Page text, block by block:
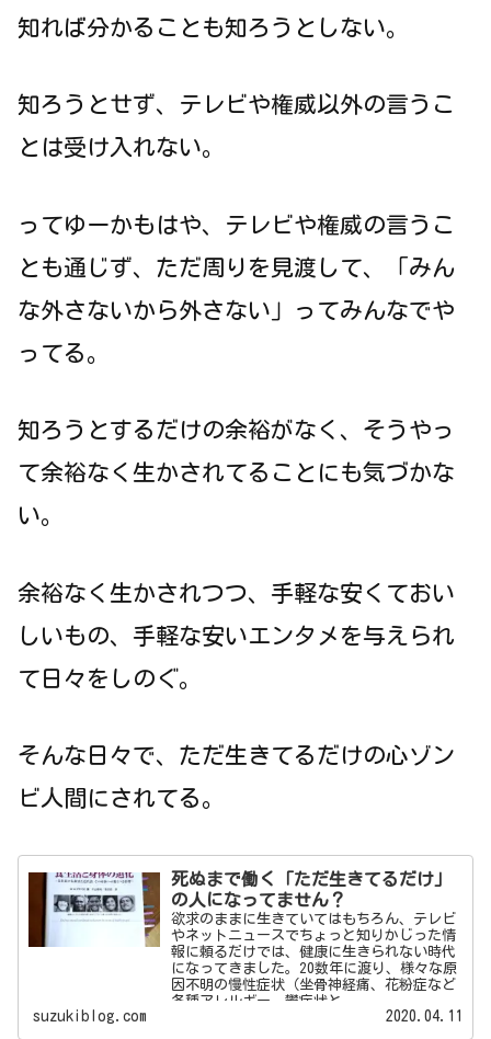
知れば分かることも知ろうとしない。
知ろうとせず、テレビや権威以外の言うこ
とは受け入れない。
ってゆーかもはや、テレビや権威の言うこ
とも通じず、ただ周りを見渡して、「みん
な外さないから外さない」ってみんなでや
ってる。
知ろうとするだけの余裕がなく、そうやっ
て余裕なく生かされてることにも気づかな
い。
余裕なく生かされつつ、手軽な安くておい
しいもの、手軽な安いエンタメを与えられ
て日々をしのぐ。
そんな日々で、ただ生きてるだけの心ゾン
ビ人間にされてる。
死ぬまで働く「ただ生きてるだけ」
の人になってません？
欲求のままに生きていてはもちろん、テレビ
やネットニュースでちょっと知りかじった情
報に頼るだけでは、健康に生きられない時代
になってきました。20数年に渡り、様々な原
因不明の慢性症状（坐骨神経痛、花粉症など
各種アレルギー、鬱症状と...
suzukiblog.com 2020.04.11